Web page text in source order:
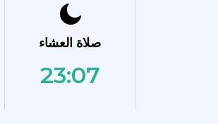
صلاة العشاء
23:07